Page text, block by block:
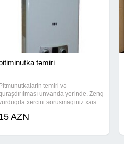
təmiri
Pitmunutkalarin temiri və
unvanda yerinde. Zeng
xercini sorusmaqiniz xais
bircə) texmin olaraq 20 30
ustasi
AZN